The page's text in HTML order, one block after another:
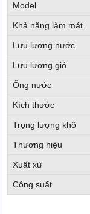
Model
Khả năng làm mát
Lưu lượng nước
Lưu lượng gió
Ống nước
Kích thước
Trọng lượng khô
Thương hiệu
Xuất xứ
Công suất